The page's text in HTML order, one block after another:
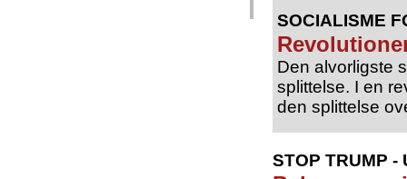
SOCIALISME
Den alvorligste
splittelse. I en
den splittelse
STOP TRUMP